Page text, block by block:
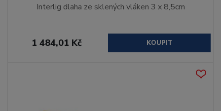
Interlig dlaha ze sklených vláken 3 x 8,5cm
1 484,01 Kč KOUPIT